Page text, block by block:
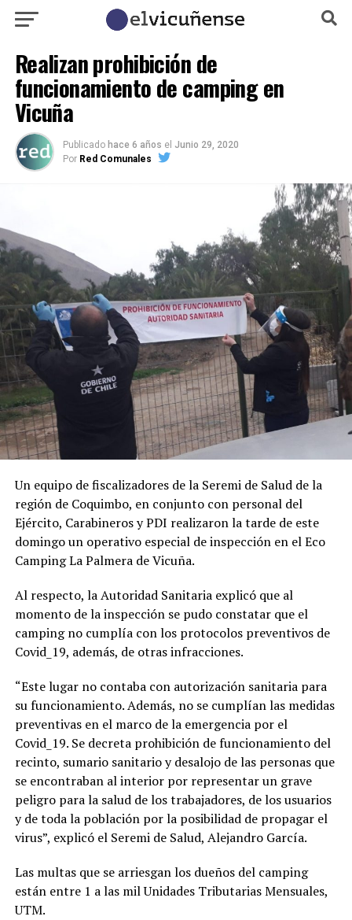
Realizan prohibición de
funcionamiento de camping en
Vicuña
Publicado hace 6 años el Junio 29, 2020
Por Red Comunales
Un equipo de fiscalizadores de la Seremi de Salud de la
región de Coquimbo, en conjunto con personal del
Ejército, Carabineros y PDI realizaron la tarde de este
domingo un operativo especial de inspección en el Eco
Camping La Palmera de Vicuña.
Al respecto, la Autoridad Sanitaria explicó que al
momento de la inspección se pudo constatar que el
camping no cumplía con los protocolos preventivos de
Covid_19, además, de otras infracciones.
“Este lugar no contaba con autorización sanitaria para
su funcionamiento. Además, no se cumplían las medidas
preventivas en el marco de la emergencia por el
Covid_19. Se decreta prohibición de funcionamiento del
recinto, sumario sanitario y desalojo de las personas que
se encontraban al interior por representar un grave
peligro para la salud de los trabajadores, de los usuarios
y de toda la población por la posibilidad de propagar el
virus”, explicó el Seremi de Salud, Alejandro García.
Las multas que se arriesgan los dueños del camping
están entre 1 a las mil Unidades Tributarias Mensuales,
UTM.